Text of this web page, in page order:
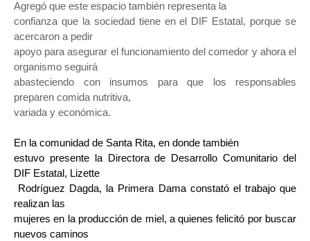
Agregó que este espacio también representa la
confianza que la sociedad tiene en el DIF Estatal, porque se
acercaron a pedir
apoyo para asegurar el funcionamiento del comedor y ahora el
organismo seguirá
abasteciendo con insumos para que los responsables
preparen comida nutritiva,
variada y económica.
En la comunidad de Santa Rita, en donde también
estuvo presente la Directora de Desarrollo Comunitario del
DIF Estatal, Lizette
Rodríguez Dagda, la Primera Dama constató el trabajo que
realizan las
mujeres en la producción de miel, a quienes felicitó por buscar
nuevos caminos